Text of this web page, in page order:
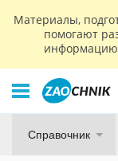
Материалы,
помогают
Справочник